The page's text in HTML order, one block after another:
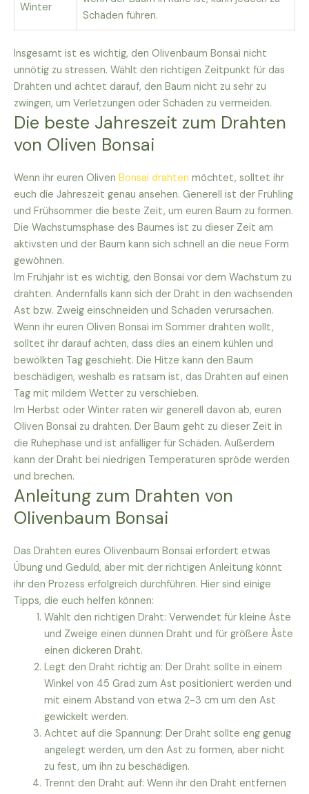
Winter
Schäden führen.
Insgesamt ist es wichtig, den Olivenbaum Bonsai nicht
unnötig zu stressen. Wählt den richtigen Zeitpunkt für das
Drahten und achtet darauf, den Baum nicht zu sehr zu
zwingen, um Verletzungen oder Schäden zu vermeiden.
Die beste Jahreszeit zum Drahten
von Oliven Bonsai
Wenn ihr euren Oliven Bonsai drahten möchtet, solltet ihr
euch die Jahreszeit genau ansehen. Generell ist der Frühling
und Frühsommer die beste Zeit, um euren Baum zu formen.
Die Wachstumsphase des Baumes ist zu dieser Zeit am
aktivsten und der Baum kann sich schnell an die neue Form
gewöhnen.
Im Frühjahr ist es wichtig, den Bonsai vor dem Wachstum zu
drahten. Andernfalls kann sich der Draht in den wachsenden
Ast bzw. Zweig einschneiden und Schäden verursachen.
Wenn ihr euren Oliven Bonsai im Sommer drahten wollt,
solltet ihr darauf achten, dass dies an einem kühlen und
bewölkten Tag geschieht. Die Hitze kann den Baum
beschädigen, weshalb es ratsam ist, das Drahten auf einen
Tag mit mildem Wetter zu verschieben.
Im Herbst oder Winter raten wir generell davon ab, euren
Oliven Bonsai zu drahten. Der Baum geht zu dieser Zeit in
die Ruhephase und ist anfälliger für Schäden. Außerdem
kann der Draht bei niedrigen Temperaturen spröde werden
und brechen.
Anleitung zum Drahten von
Olivenbaum Bonsai
Das Drahten eures Olivenbaum Bonsai erfordert etwas
Übung und Geduld, aber mit der richtigen Anleitung könnt
ihr den Prozess erfolgreich durchführen. Hier sind einige
Tipps, die euch helfen können:
Wählt den richtigen Draht: Verwendet für kleine Äste
und Zweige einen dünnen Draht und für größere Äste
einen dickeren Draht.
Legt den Draht richtig an: Der Draht sollte in einem
Winkel von 45 Grad zum Ast positioniert werden und
mit einem Abstand von etwa 2-3 cm um den Ast
gewickelt werden.
Achtet auf die Spannung: Der Draht sollte eng genug
angelegt werden, um den Ast zu formen, aber nicht
zu fest, um ihn zu beschädigen.
Trennt den Draht auf: Wenn ihr den Draht entfernen